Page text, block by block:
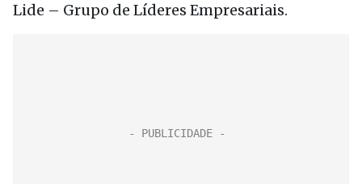
Lide – Grupo de Líderes Empresariais.